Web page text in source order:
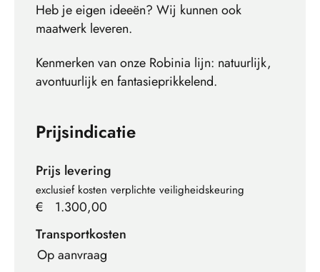
Heb je eigen ideeën? Wij kunnen ook
maatwerk leveren.
Kenmerken van onze Robinia lijn: natuurlijk,
avontuurlijk en fantasieprikkelend.
Prijsindicatie
Prijs levering
exclusief kosten verplichte veiligheidskeuring
€
1.300,00
Transportkosten
Op aanvraag